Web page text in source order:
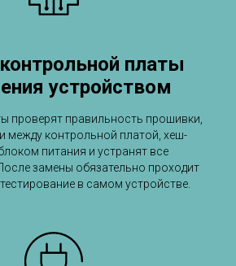
платы
устройством
проверят правильность прошивки,
между контрольной платой, хеш-
питания и устранят все
замены обязательно проходит
в самом устройстве.